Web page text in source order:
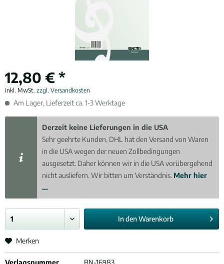
12,80 € *
inkl. MwSt. zzgl. Versandkosten
Am Lager, Lieferzeit ca. 1-3 Werktage
Derzeit keine Lieferungen in die USA
Sehr geehrte Kunden, DHL hat den Versand von Waren
in die USA wegen der neuen Zollbedingungen
ausgesetzt. Daher können wir in die USA vorübergehend
nicht ausliefern. Wir bitten um Verständnis. Mehr hier
...
In denWarenkorb
Merken
Verlagsnummer
BN-16983